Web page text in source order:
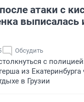
атаки с
выписалась
Обсудить
с
из Екатеринбурга
в Грузии